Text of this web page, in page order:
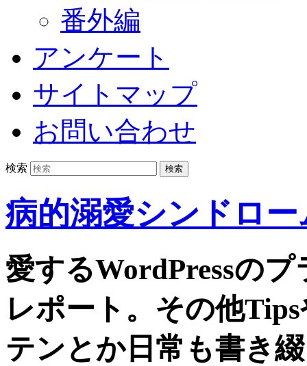
番外編
アンケート
サイトマップ
お問い合わせ
検索
病的溺愛シンドロー
愛するWordPressの
レポート。その他
テンとか日常も書き